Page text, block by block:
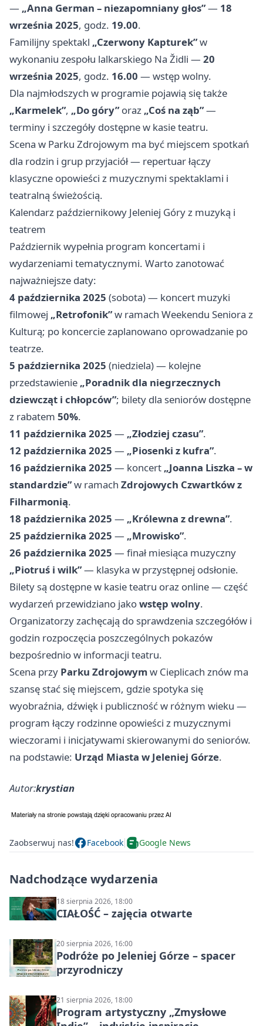
— „Anna German – niezapomniany głos”— 18
września 2025, godz. 19.00.
Familijny spektakl „Czerwony Kapturek”w
wykonaniu zespołu lalkarskiego Na Židli — 20
września 2025, godz. 16.00 — wstęp wolny.
Dla najmłodszych w programie pojawią się także
„Karmelek”, „Do góry”oraz „Coś na ząb”—
terminy i szczegóły dostępne w kasie teatru.
Scena w Parku Zdrojowym ma być miejscem spotkań
dla rodzin i grup przyjaciół — repertuar łączy
klasyczne opowieści z muzycznymi spektaklami i
teatralną świeżością.
Kalendarz październikowy Jeleniej Góry z muzyką i
teatrem
Październik wypełnia program koncertami i
wydarzeniami tematycznymi. Warto zanotować
najważniejsze daty:
4 października 2025 (sobota) — koncert muzyki
filmowej „Retrofonik”w ramach Weekendu Seniora z
Kulturą; po koncercie zaplanowano oprowadzanie po
teatrze.
5 października 2025 (niedziela) — kolejne
przedstawienie „Poradnik dla niegrzecznych
dziewcząt i chłopców”; bilety dla seniorów dostępne
z rabatem 50%.
11 października 2025 — „Złodziej czasu”.
12 października 2025 — „Piosenki z kufra”.
16 października 2025 — koncert „Joanna Liszka – w
standardzie”w ramach Zdrojowych Czwartków z
Filharmonią.
18 października 2025 — „Królewna z drewna”.
25 października 2025 — „Mrowisko”.
26 października 2025 — finał miesiąca muzyczny
„Piotruś i wilk”— klasyka w przystępnej odsłonie.
Bilety są dostępne w kasie teatru oraz online — część
wydarzeń przewidziano jakowstęp wolny.
Organizatorzy zachęcają do sprawdzenia szczegółów i
godzin rozpoczęcia poszczególnych pokazów
bezpośrednio w informacji teatru.
Scena przy Parku Zdrojowymw Cieplicach znów ma
szansę stać się miejscem, gdzie spotyka się
wyobraźnia, dźwięk i publiczność w różnym wieku —
program łączy rodzinne opowieści z muzycznymi
wieczorami i inicjatywami skierowanymi do seniorów.
na podstawie: Urząd Miasta w Jeleniej Górze.
Autor:krystian
Zaobserwuj nas! Facebook Google News
Nadchodzące wydarzenia
18 sierpnia 2026, 18:00
CIAŁOŚĆ – zajęcia otwarte
20 sierpnia 2026, 16:00
Podróże po Jeleniej Górze – spacer
przyrodniczy
21 sierpnia 2026, 18:00
Program artystyczny „Zmysłowe